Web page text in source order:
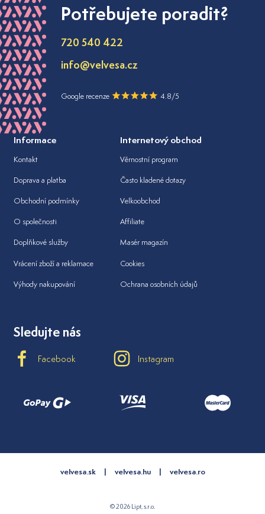
Potřebujete poradit?
720 540 422
info@velvesa.cz
Google recenze 4.8/5
Informace
Kontakt
Doprava a platba
Obchodní podmínky
O společnosti
Doplňkové služby
Vrácení zboží a reklamace
Výhody nakupování
Internetový obchod
Věrnostní program
Často kladené dotazy
Velkoobchod
Affiliate
Masér magazín
Cookies
Ochrana osobních údajů
Sledujte nás
Facebook Instagram
© 2026 Lipt, s.r.o.
velvesa.sk velvesa.hu velvesa.ro